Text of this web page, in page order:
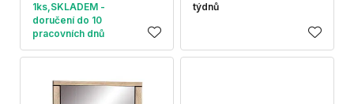
1ks,SKLADEM -
doručení do 10
pracovních dnů
týdnů